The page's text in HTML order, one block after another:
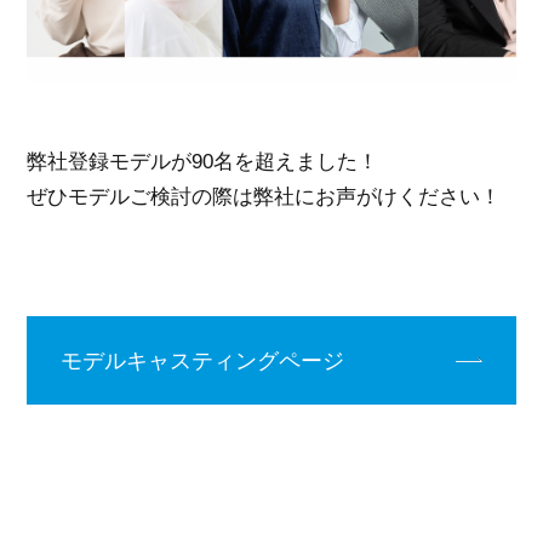
弊社登録モデルが90名を超えました！
ぜひモデルご検討の際は弊社にお声がけください！
モデルキャスティングページ